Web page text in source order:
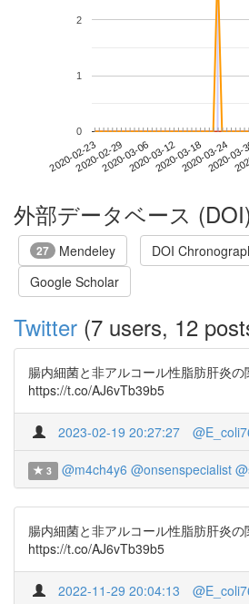
2020-02-232020-02-292020-03-062020-03-122020-03-182020-03-24
2020-
0
1
2
外部データベース
27 Mendeley
DOI
Google Scholar
Twitter (7 users, 12
腸内細菌と非アルコール性脂肪肝炎の
https://t.co/AJ6vTb39b5
2023-02-19 20:27:27
3 @m4ch4y6 @onsenspecialist
腸内細菌と非アルコール性脂肪肝炎の
https://t.co/AJ6vTb39b5
2022-11-29 20:04:13